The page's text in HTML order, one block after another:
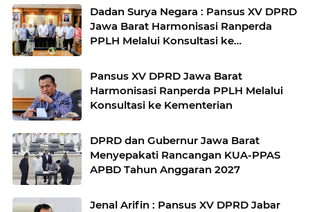
Dadan Surya Negara : Pansus XV DPRD
Jawa Barat Harmonisasi Ranperda
PPLH Melalui Konsultasi ke
Pansus XV DPRD Jawa Barat
Harmonisasi Ranperda PPLH Melalui
Konsultasi ke Kementerian
DPRD dan Gubernur Jawa Barat
Menyepakati Rancangan KUA-PPAS
APBD Tahun Anggaran 2027
Jenal Arifin : Pansus XV DPRD Jabar